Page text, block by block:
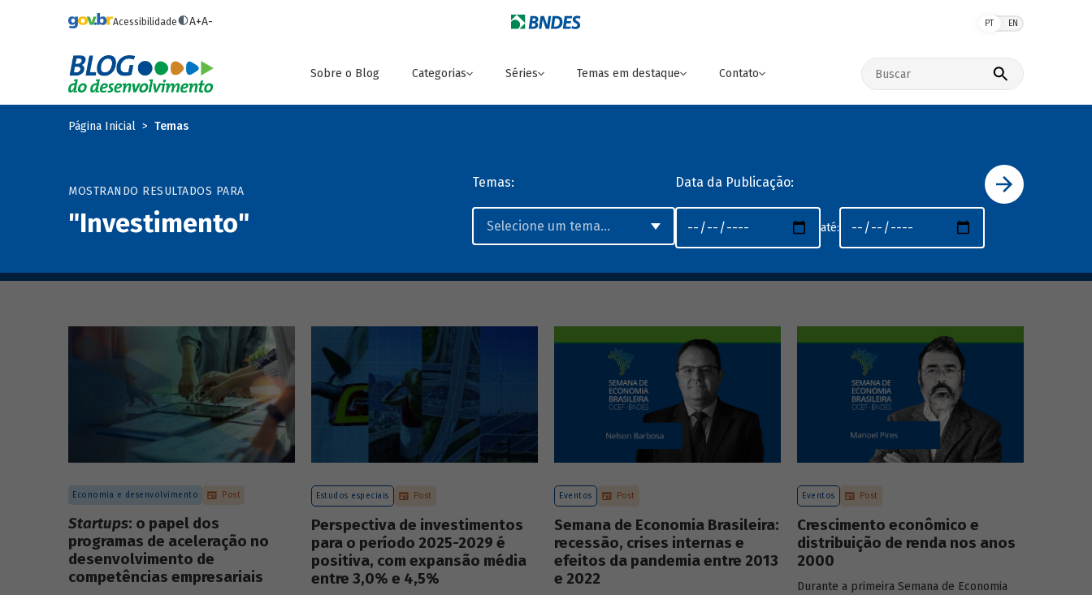
Acessibilidade A+A- PT EN
Sobre o Blog Categorias Séries Temas em destaque Contato
Buscar no site
Página Inicial Temas
MOSTRANDO RESULTADOS PARA
"Investimento"
Temas: Data da Publicação:
até:
Economia e desenvolvimento Post
Startups: o papel dos
programas de aceleração no
desenvolvimento de
competências empresariais
Estudos especiais Post
Perspectiva de investimentos
para o período 2025-2029 é
positiva, com expansão média
entre 3,0% e 4,5%
Eventos Post
Semana de Economia Brasileira:
recessão, crises internas e
efeitos da pandemia entre 2013
e 2022
Eventos Post
Crescimento econômico e
distribuição de renda nos anos
2000
Durante a primeira Semana de Economia